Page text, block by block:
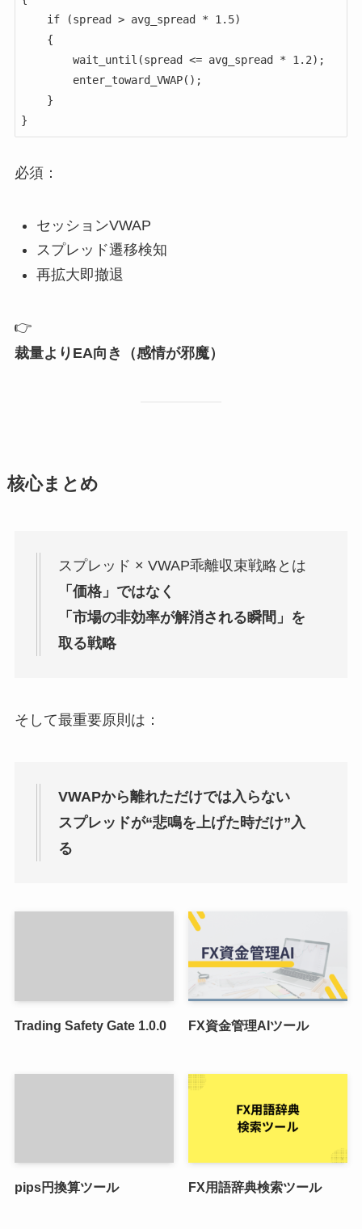
必須：
セッションVWAP
スプレッド遷移検知
再拡大即撤退
👉
裁量よりEA向き（感情が邪魔）
核心まとめ
スプレッド × VWAP乖離収束戦略とは
「価格」ではなく
「市場の非効率が解消される瞬間」を
取る戦略
そして最重要原則は：
VWAPから離れただけでは入らない
スプレッドが“悲鳴を上げた時だけ”入
る
Trading Safety Gate 1.0.0 FX資金管理AIツール
pips円換算ツール FX用語辞典検索ツール